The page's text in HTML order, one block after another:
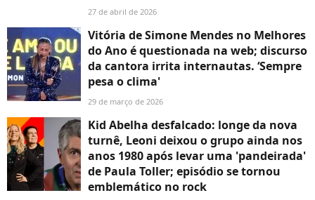
27 de abril de 2026
Vitória de Simone Mendes no Melhores
do Ano é questionada na web; discurso
da cantora irrita internautas. ‘Sempre
pesa o clima'
29 de março de 2026
Kid Abelha desfalcado: longe da nova
turnê, Leoni deixou o grupo ainda nos
anos 1980 após levar uma 'pandeirada'
de Paula Toller; episódio se tornou
emblemático no rock